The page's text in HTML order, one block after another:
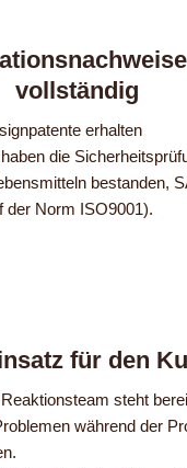
vollständig
erhalten
die
bestanden,
der Norm ISO9001).
für den
steht
während der